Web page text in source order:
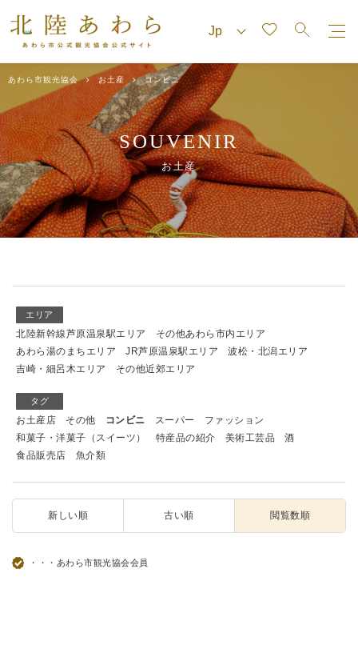
あわら市観光協会 お土産 コンビニ
SOUVENIR
お土産
エリア
北陸新幹線芦原温泉駅エリア
その他あわら市内エリア
あわら湯のまちエリア
JR芦原温泉駅エリア
波松・北潟エリア
吉崎・細呂木エリア
その他近郊エリア
タグ
お土産店 その他 コンビニ スーパー
ファッション
和菓子・洋菓子（スイーツ）
特産品の紹介 美術工芸品
酒
食品販売店
魚介類
新しい順 古い順 閲覧数順
・・・あわら市観光協会会員